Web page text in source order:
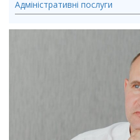
Адміністративні послуги